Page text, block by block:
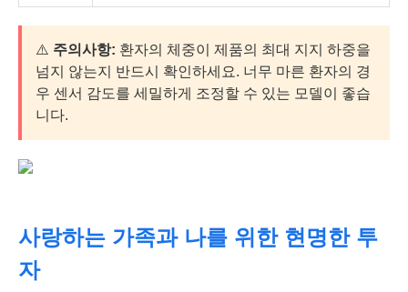
⚠️ 주의사항: 환자의 체중이 제품의 최대 지지 하중을
넘지 않는지 반드시 확인하세요. 너무 마른 환자의 경
우 센서 감도를 세밀하게 조정할 수 있는 모델이 좋습
니다.
사랑하는 가족과 나를 위한 현명한 투
자